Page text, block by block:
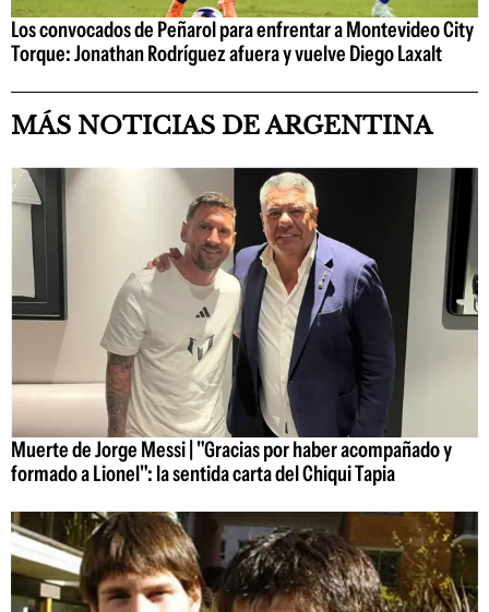
Los convocados de Peñarol para enfrentar a Montevideo City
Torque: Jonathan Rodríguez afuera y vuelve Diego Laxalt
MÁS NOTICIAS DE ARGENTINA
Muerte de Jorge Messi | "Gracias por haber acompañado y
formado a Lionel": la sentida carta del Chiqui Tapia